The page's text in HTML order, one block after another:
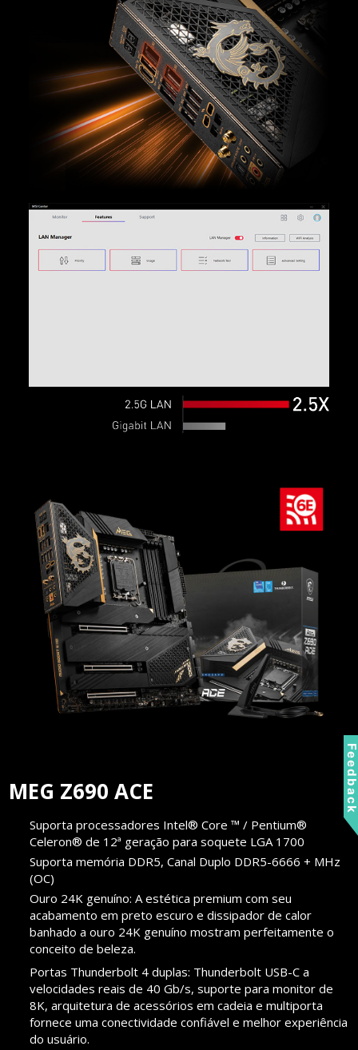
MEG Z690 ACE
Suporta processadores Intel® Core ™ / Pentium®
Celeron® de 12ª geração para soquete LGA 1700
Suporta memória DDR5, Canal Duplo DDR5-6666 + MHz
(OC)
Ouro 24K genuíno: A estética premium com seu
acabamento em preto escuro e dissipador de calor
banhado a ouro 24K genuíno mostram perfeitamente o
conceito de beleza.
Portas Thunderbolt 4 duplas: Thunderbolt USB-C a
velocidades reais de 40 Gb/s, suporte para monitor de
8K, arquitetura de acessórios em cadeia e multiporta
fornece uma conectividade confiável e melhor experiência
do usuário.